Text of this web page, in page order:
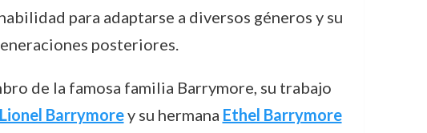
para adaptarse a diversos géneros y su
posteriores.
de la famosa familia Barrymore, su trabajo
Lionel Barrymorey su hermana Ethel Barrymore